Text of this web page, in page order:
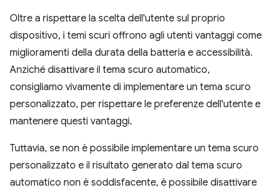
Oltre a rispettare la scelta dell'utente sul proprio
dispositivo, i temi scuri offrono agli utenti vantaggi come
miglioramenti della durata della batteria e accessibilità.
Anziché disattivare il tema scuro automatico,
consigliamo vivamente di implementare un tema scuro
personalizzato, per rispettare le preferenze dell'utente e
mantenere questi vantaggi.
Tuttavia, se non è possibile implementare un tema scuro
personalizzato e il risultato generato dal tema scuro
automatico non è soddisfacente, è possibile disattivare